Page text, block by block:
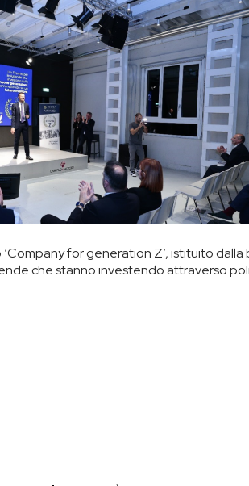
for generation Z’, istituito dalla
che stanno investendo attraverso